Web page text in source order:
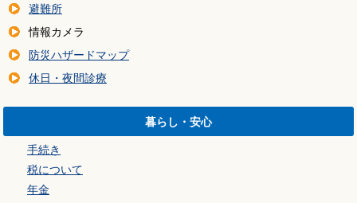
避難所
情報カメラ
防災ハザードマップ
休日・夜間診療
暮らし・安心
手続き
税について
年金